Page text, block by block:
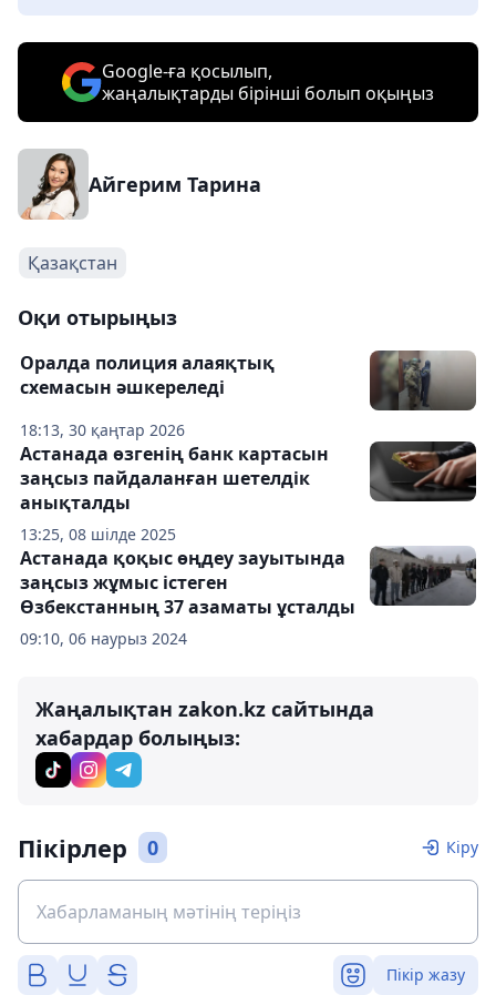
Google-ға қосылып,
жаңалықтарды бірінші болып оқыңыз
Айгерим Тарина
Қазақстан
Оқи отырыңыз
18:13, 30 қаңтар 2026
Оралда полиция алаяқтық
схемасын әшкереледі
13:25, 08 шілде 2025
Астанада өзгенің банк картасын
заңсыз пайдаланған шетелдік
анықталды
09:10, 06 наурыз 2024
Астанада қоқыс өңдеу зауытында
заңсыз жұмыс істеген
Өзбекстанның 37 азаматы ұсталды
Жаңалықтан zakon.kz сайтында
хабардар болыңыз:
Пікірлер 0 Кіру
Пікір жазу